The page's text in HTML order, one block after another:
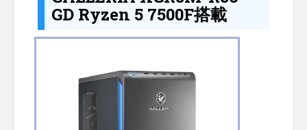
GD Ryzen 5 7500F搭載